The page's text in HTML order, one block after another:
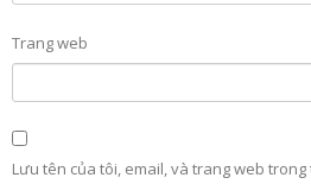
Trang web
Lưu tên của tôi, email, và trang web